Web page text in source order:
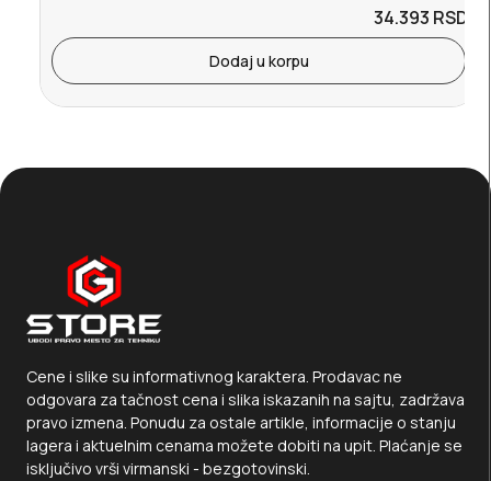
34.393 RSD.
Dodaj u korpu
Cene i slike su informativnog karaktera. Prodavac ne
odgovara za tačnost cena i slika iskazanih na sajtu, zadržava
pravo izmena. Ponudu za ostale artikle, informacije o stanju
lagera i aktuelnim cenama možete dobiti na upit. Plaćanje se
isključivo vrši virmanski - bezgotovinski.